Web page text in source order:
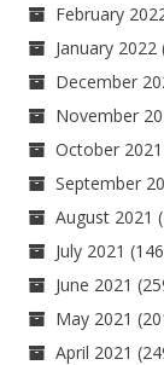
February
January 2022
December
November
October 2021
September
August 2021
July 2021
June 2021
May 2021
April 2021